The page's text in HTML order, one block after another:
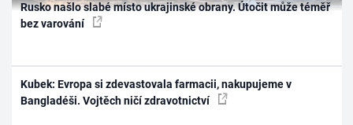
Rusko našlo slabé místo ukrajinské obrany. Útočit může téměř
bez varování
Kubek: Evropa si zdevastovala farmacii, nakupujeme v
Bangladéši. Vojtěch ničí zdravotnictví